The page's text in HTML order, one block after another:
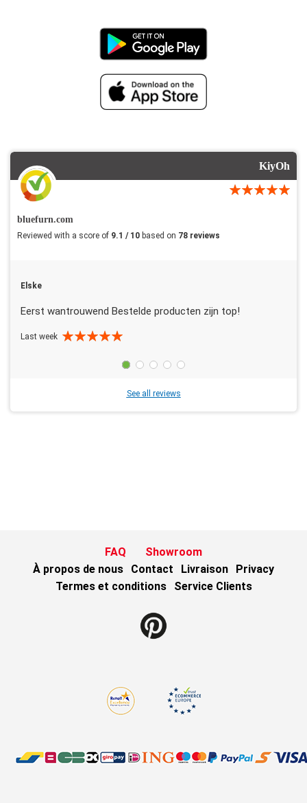
KiyOh
bluefurn.com
Reviewed with a score of 9.1 / 10 based on 78 reviews
Elske
Eerst wantrouwend Bestelde producten zijn top!
Last week
See all reviews
FAQ
Showroom
À propos de nous
Contact Livraison
Privacy
Termes et conditions
Service Clients